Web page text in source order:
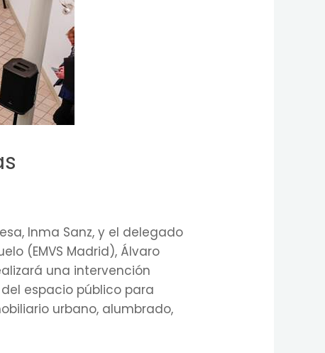
Inma Sanz, y el delegado
(EMVS Madrid), Álvaro
una intervención
espacio público para
urbano, alumbrado,